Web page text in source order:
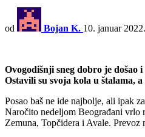
od Bojan K. 10. januar
Ovogodišnji sneg dobro je došao
Ostavili su svoja kola u štalama,
Posao baš ne ide najbolje, ali ipak
Naročito nedeljom Beograđani vrlo
Zemuna, Topčidera i Avale. Prevoz